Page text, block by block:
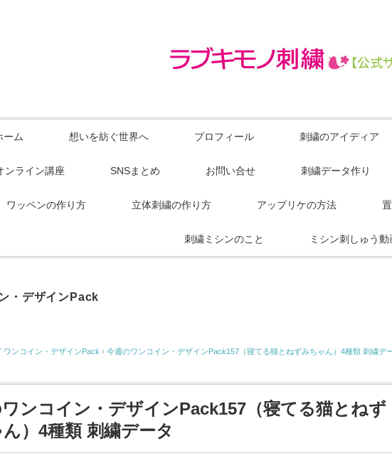
ーム 想いを紡ぐ世界へ プロフィール 刺繍のアイディア
ンライン講座 SNSまとめ お問い合せ 刺繍データ作り
ワッペンの作り方 立体刺繍の作り方 アップリケの方法
刺繍ミシンのこと ミシン刺しゅう動
・デザインPack
ワンコイン・デザインPack › 今週のワンコイン・デザインPack157（寝てる猫とねずみちゃん）4種類 刺繍デ
ンコイン・デザインPack157（寝てる猫とねず
）4種類 刺繍データ